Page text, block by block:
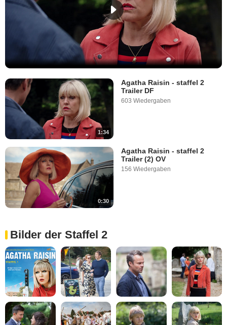
1:34
Agatha Raisin - staffel 2
Trailer DF
603 Wiedergaben
0:30
Agatha Raisin - staffel 2
Trailer (2) OV
156 Wiedergaben
Bilder der Staffel 2